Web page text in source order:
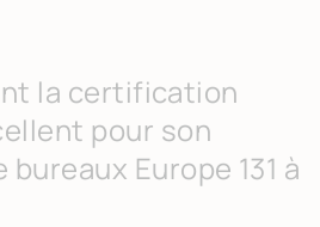
la certification
pour son
Europe 131 à